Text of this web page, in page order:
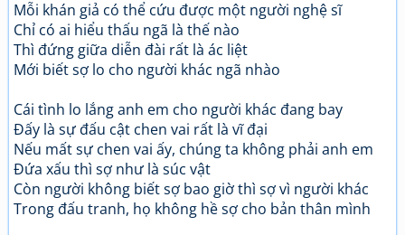
Mỗi khán giả có thể cứu được một người nghệ sĩ
Chỉ có ai hiểu thấu ngã là thế nào
Thì đứng giữa diễn đài rất là ác liệt
Mới biết sợ lo cho người khác ngã nhào
Cái tình lo lắng anh em cho người khác đang bay
Đấy là sự đấu cật chen vai rất là vĩ đại
Nếu mất sự chen vai ấy, chúng ta không phải anh em
Đứa xấu thì sợ như là súc vật
Còn người không biết sợ bao giờ thì sợ vì người khác
Trong đấu tranh, họ không hề sợ cho bản thân mình